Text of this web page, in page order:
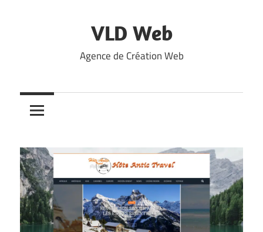
VLD Web
Agence de Création Web